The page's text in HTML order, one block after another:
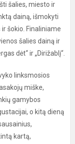
šalies, miesto ir
dainą, išmokyti
šokio. Finaliniame
šalies dainą ir
dėt“ ir „Dirižablį“.
linksmosios
miške,
gamybos
o kitą dieną
kartą,